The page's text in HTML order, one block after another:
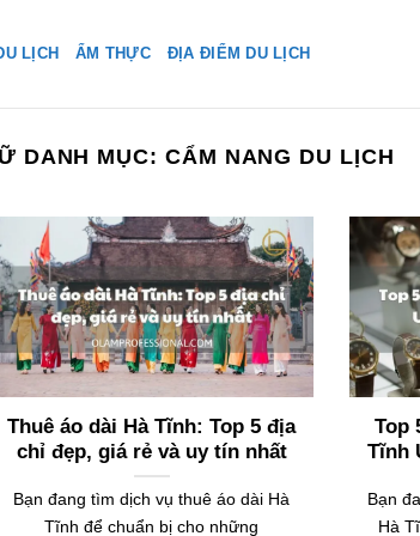
LỊCH ẨM THỰC ĐỊA ĐIỂM DU LỊCH
DANH MỤC: CẨM NANG DU LỊCH
Thuê áo dài Hà Tĩnh: Top 5 địa
chỉ đẹp, giá rẻ và uy tín nhất
Bạn đang tìm dịch vụ thuê áo dài Hà
Tĩnh để chuẩn bị cho những
Top
Tĩnh
Bạn
Hà